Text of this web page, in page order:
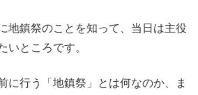
地鎮祭のことを知って、当日は主役
いところです。
に行う「地鎮祭」とは何なのか、ま